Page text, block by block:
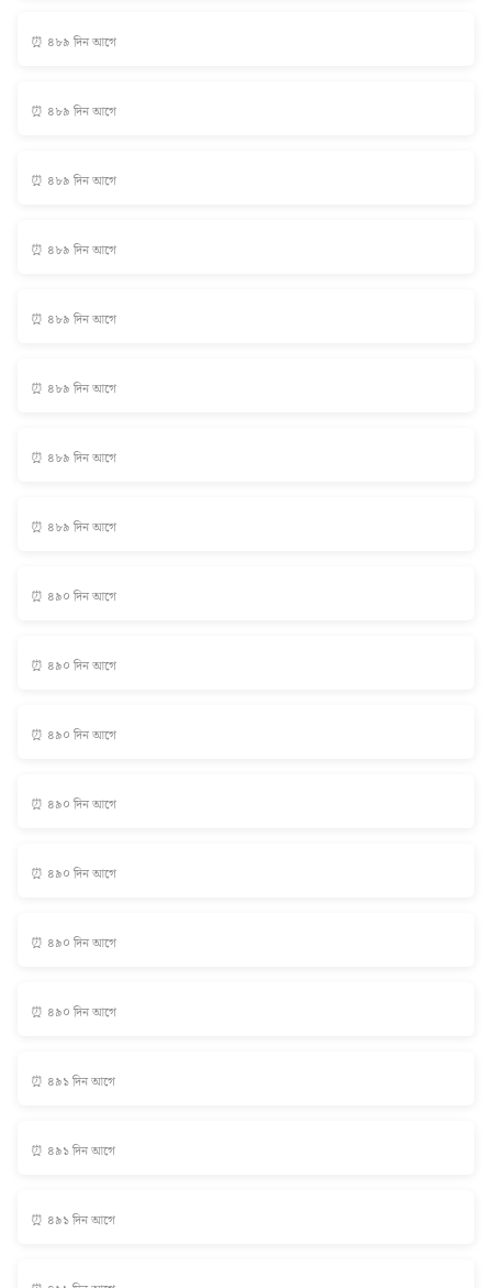
⏰ ৪৮৯ দিন আগে
⏰ ৪৮৯ দিন আগে
⏰ ৪৮৯ দিন আগে
⏰ ৪৮৯ দিন আগে
⏰ ৪৮৯ দিন আগে
⏰ ৪৮৯ দিন আগে
⏰ ৪৮৯ দিন আগে
⏰ ৪৮৯ দিন আগে
⏰ ৪৯০ দিন আগে
⏰ ৪৯০ দিন আগে
⏰ ৪৯০ দিন আগে
⏰ ৪৯০ দিন আগে
⏰ ৪৯০ দিন আগে
⏰ ৪৯০ দিন আগে
⏰ ৪৯০ দিন আগে
⏰ ৪৯১ দিন আগে
⏰ ৪৯১ দিন আগে
⏰ ৪৯১ দিন আগে